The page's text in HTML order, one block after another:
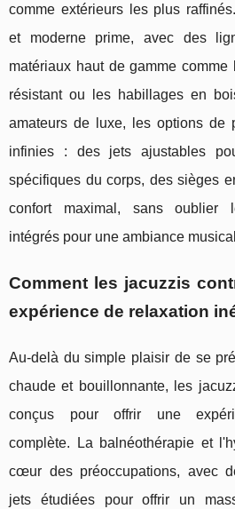
comme extérieurs les plus
et moderne prime, avec des
matériaux haut de gamme comme
résistant ou les habillages en
amateurs de luxe, les options de
infinies : des jets ajustables
spécifiques du corps, des sièges
confort maximal, sans oublier
intégrés pour une ambiance
Comment les jacuzzis
expérience de relaxation
Au-delà du simple plaisir de se
chaude et bouillonnante, les
conçus pour offrir une
complète. La balnéothérapie et
cœur des préoccupations, avec
jets étudiées pour offrir un